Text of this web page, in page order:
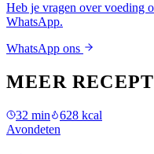
Heb je vragen over voeding
WhatsApp.
WhatsApp ons
MEER
32 min 628 kcal
Avondeten